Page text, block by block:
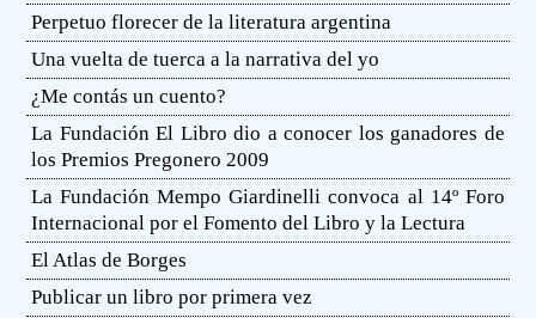
Perpetuo florecer de la literatura argentina
Una vuelta de tuerca a la narrativa del yo
¿Me contás un cuento?
La Fundación El Libro dio a conocer los ganadores de
los Premios Pregonero 2009
La Fundación Mempo Giardinelli convoca al 14º Foro
Internacional por el Fomento del Libro y la Lectura
El Atlas de Borges
Publicar un libro por primera vez